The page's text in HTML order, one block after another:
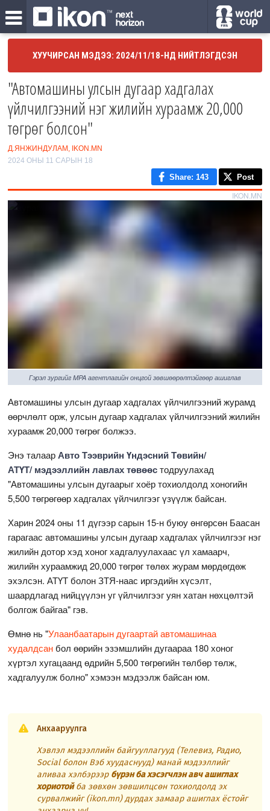
ХУУЧИРСАН МЭДЭЭ: 2024/11/18-НД НИЙТЛЭГДСЭН
"Автомашины улсын дугаар хадгалах
үйлчилгээний нэг жилийн хураамж 20,000
төгрөг болсон"
Д.ЯНЖИНДУЛАМ, IKON.MN
2024 ОНЫ 11 САРЫН 18
Share: 143 Post
IKON.MN
Гэрэл зургийг MPA агентлагийн онцгой зөвшөөрөлтэйгөөр ашиглав
Автомашины улсын дугаар хадгалах үйлчилгээний журамд
өөрчлөлт орж, улсын дугаар хадгалах үйлчилгээний жилийн
хураамж 20,000 төгрөг болжээ.
Энэ талаарАвто Тээврийн Үндэсний Төвийн/
АТҮТ/ мэдээллийн лавлах төвөөстодруулахад
"Автомашины улсын дугаарыг хоёр тохиолдолд хоногийн
5,500 төгрөгөөр хадгалах үйлчилгээг үзүүлж байсан.
Харин 2024 оны 11 дүгээр сарын 15-н буюу өнгөрсөн Баасан
гарагаас автомашины улсын дугаар хадгалах үйлчилгээг нэг
жилийн дотор хэд хоног хадгалуулахаас үл хамаарч,
жилийн хураамжид 20,000 төгрөг төлөх журам мөрдөгдөж
эхэлсэн. АТҮТ болон ЗТЯ-наас иргэдийн хүсэлт,
шаардлагад нийцүүлэн уг үйлчилгээг уян хатан нөхцөлтэй
болгож байгаа" гэв.
Өмнө нь "Улаанбаатарын дугаартай автомашинаа
худалдсанбол өөрийн эзэмшлийн дугаараа 180 хоног
хүртэл хугацаанд өдрийн 5,500 төгрөгийн төлбөр төлж,
хадгалуулж болно" хэмээн мэдээлж байсан юм.
Анхааруулга
Хэвлэл мэдээллийн байгууллагууд (Телевиз, Радио,
Social болон Вэб хуудаснууд) манай мэдээллийг
аливаа хэлбэрээр бүрэн ба хэсэгчлэн авч ашиглах
хориотойба зөвхөн зөвшилцсөн тохиолдолд эх
сурвалжийг (ikon.mn) дурдах замаар ашиглах ёстойг